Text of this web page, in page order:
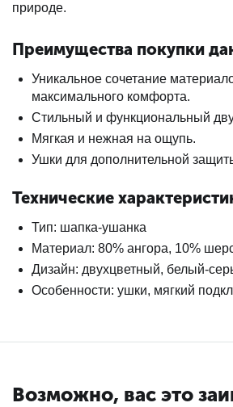
природе.
Преимущества покупки
Уникальное сочетание
максимального комфорта.
Стильный и функциональный
Мягкая и нежная на ощупь.
Ушки для дополнительной
Технические
Тип: шапка-ушанка
Материал: 80% ангора, 10%
Дизайн: двухцветный, белый-
Особенности: ушки, мягкий
Возможно, вас это